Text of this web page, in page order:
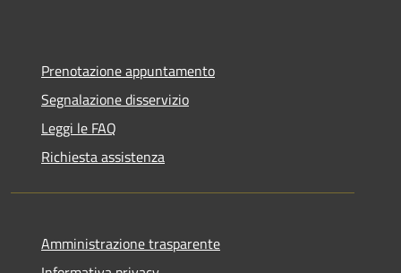
Prenotazione appuntamento
Segnalazione disservizio
Leggi le FAQ
Richiesta assistenza
Amministrazione trasparente